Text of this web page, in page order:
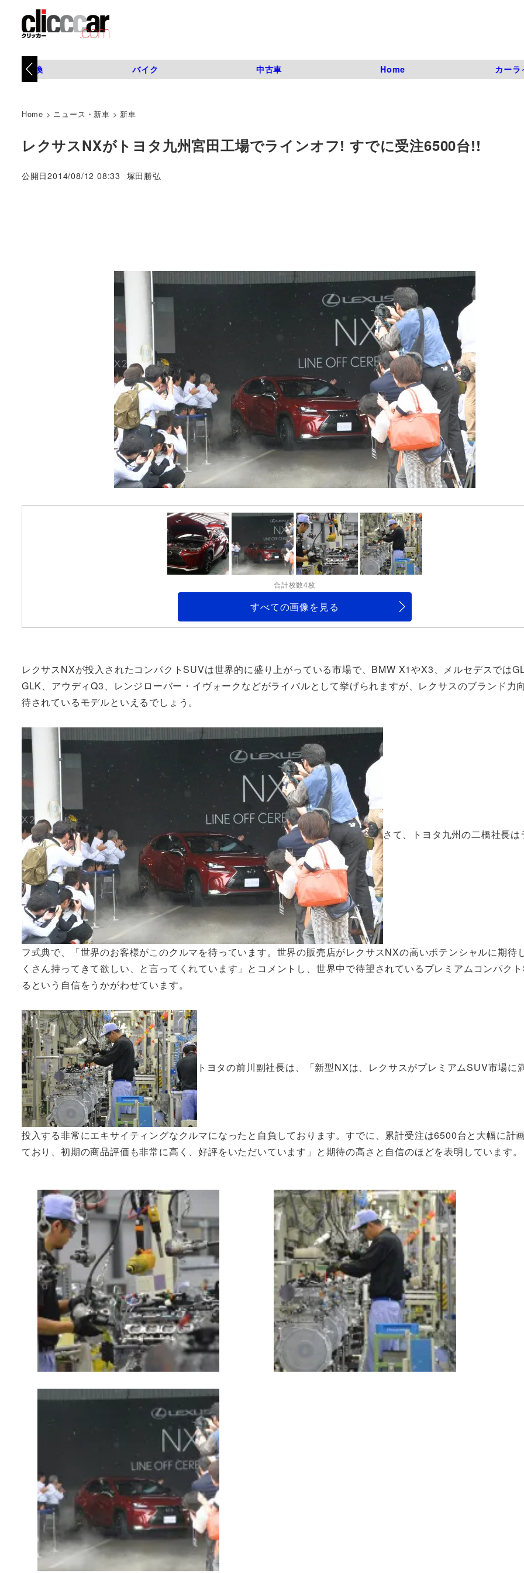
タイヤ交換 バイク 中古車 Home カーラ
Home > ニュース・新車 > 新車
レクサスNXがトヨタ九州宮田工場でラインオフ! すでに受注6500台!!
公開日2014/08/12 08:33
著
塚田勝弘
合計枚数4枚
すべての画像を見る
レクサスNXが投入されたコンパクトSUVは世界的に盛り上がっている市場で、BMW X1やX3、メルセデスでは
GLK、アウディQ3、レンジローバー・イヴォークなどがライバルとして挙げられますが、レクサスのブランド力
待されているモデルといえるでしょう。
さて、トヨタ九州の二橋社長は
フ式典で、「世界のお客様がこのクルマを待っています。世界の販売店がレクサスNXの高いポテンシャルに期待
くさん持ってきて欲しい、と言ってくれています」とコメントし、世界中で待望されているプレミアムコンパク
るという自信をうかがわせています。
トヨタの前川副社長は、「新型NXは、レクサスがプレミアムSUV市場に
投入する非常にエキサイティングなクルマになったと自負しております。すでに、累計受注は6500台と大幅に計
ており、初期の商品評価も非常に高く、好評をいただいています」と期待の高さと自信のほどを表明しています。